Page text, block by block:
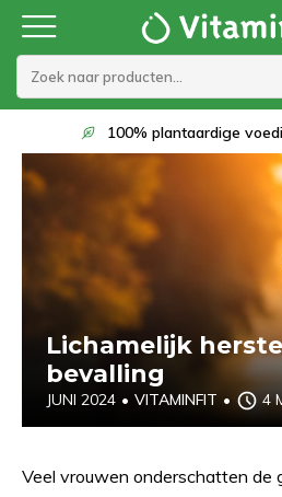
Op werkdagen voor 22:00
Lichamelijk
bevalling
JUNI 2024 • VITAMINFIT • 4
Veel vrouwen onderschatten de